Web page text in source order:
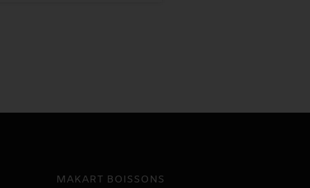
MAKART BOISSONS